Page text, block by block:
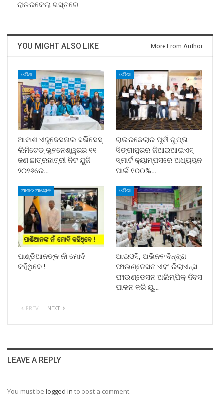
ରାଉରକେଲା ଗସ୍ତରେ
YOU MIGHT ALSO LIKE More From Author
ଓଡିଶା
ଆକାଶ ଏଜୁକେସନାଲ ସର୍ଭିସେସ୍
ଲିମିଟେଡ୍ ଭୁବନେଶ୍ୱରର ୧୧
ଜଣ ଛାତ୍ରଛାତ୍ରୀ ନିଟ ଯୁଜି
୨୦୨୬ରେ…
ଓଡିଶା
ରାଉରକେଲାର ପୂର୍ବୀ ଗୁପ୍ତା
ସିଙ୍ଗାପୁରର ଜିଆଇଆଇଏସ୍
ସ୍ମାର୍ଟ କ୍ୟାମ୍ପସରେ ଅଧ୍ୟୟନ
ପାଇଁ ୧୦୦%…
ଆଶାର ଆଲୋକ
ପାଣ୍ଡିଆନଙ୍କ ନାଁ ମୋଦି
କହିଥିବେ !
ଓଡିଶା
ଆଇଓସି, ଅଭିନବ ବିନ୍ଦ୍ରା
ଫାଉଣ୍ଡେସନ ଏବଂ ରିଲାଏନ୍ସ
ଫାଉଣ୍ଡେସନ ଅଲିମ୍ପିକ୍ ଦିବସ
ପାଳନ କରି ୟୁ…
PREV NEXT
LEAVE A REPLY
You must be logged in to post a comment.